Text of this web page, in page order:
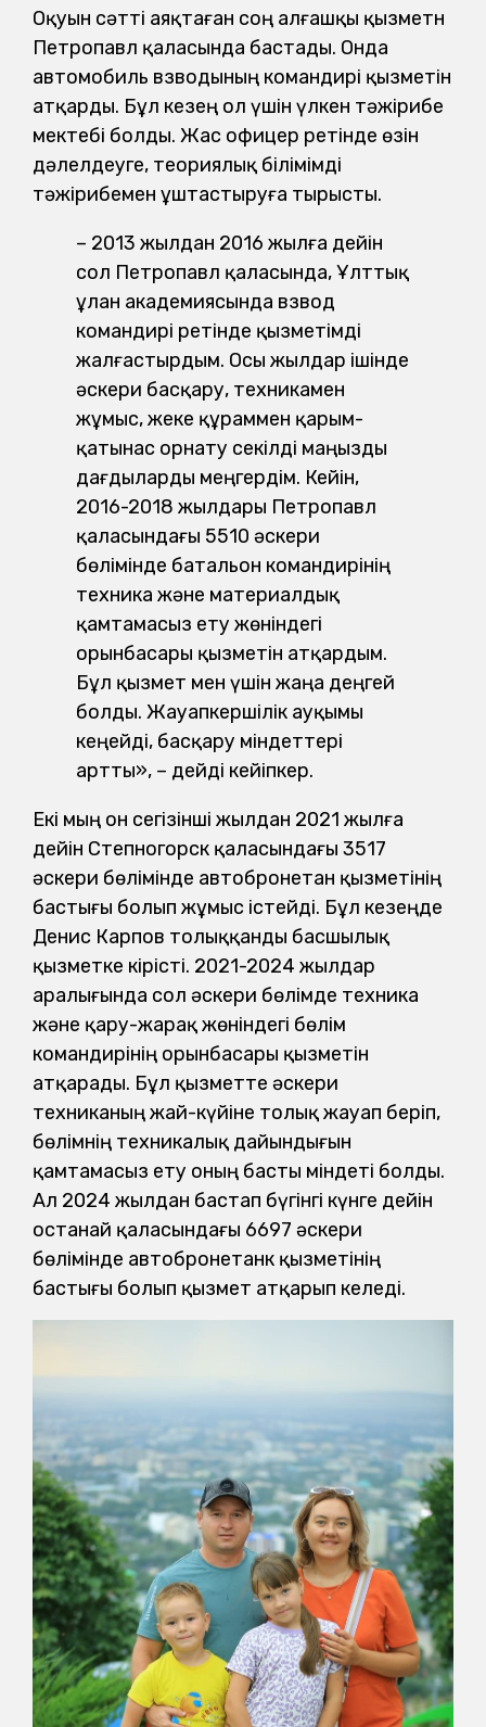
Оқуын сәтті аяқтаған соң алғашқы қызметн
Петропавл қаласында бастады. Онда
автомобиль взводының командирі қызметін
атқарды. Бұл кезең ол үшін үлкен тәжірибе
мектебі болды. Жас офицер ретінде өзін
дәлелдеуге, теориялық білімімді
тәжірибемен ұштастыруға тырысты.
– 2013 жылдан 2016 жылға дейін
сол Петропавл қаласында, Ұлттық
ұлан академиясында взвод
командирі ретінде қызметімді
жалғастырдым. Осы жылдар ішінде
әскери басқару, техникамен
жұмыс, жеке құраммен қарым-
қатынас орнату секілді маңызды
дағдыларды меңгердім. Кейін,
2016-2018 жылдары Петропавл
қаласындағы 5510 әскери
бөлімінде батальон командирінің
техника және материалдық
қамтамасыз ету жөніндегі
орынбасары қызметін атқардым.
Бұл қызмет мен үшін жаңа деңгей
болды. Жауапкершілік ауқымы
кеңейді, басқару міндеттері
артты», – дейді кейіпкер.
Екі мың он сегізінші жылдан 2021 жылға
дейін Степногорск қаласындағы 3517
әскери бөлімінде автобронетан қызметінің
бастығы болып жұмыс істейді. Бұл кезеңде
Денис Карпов толыққанды басшылық
қызметке кірісті. 2021-2024 жылдар
аралығында сол әскери бөлімде техника
және қару-жарақ жөніндегі бөлім
командирінің орынбасары қызметін
атқарады. Бұл қызметте әскери
техниканың жай-күйіне толық жауап беріп,
бөлімнің техникалық дайындығын
қамтамасыз ету оның басты міндеті болды.
Ал 2024 жылдан бастап бүгінгі күнге дейін
Қостанай қаласындағы 6697 әскери
бөлімінде автобронетанк қызметінің
бастығы болып қызмет атқарып келеді.